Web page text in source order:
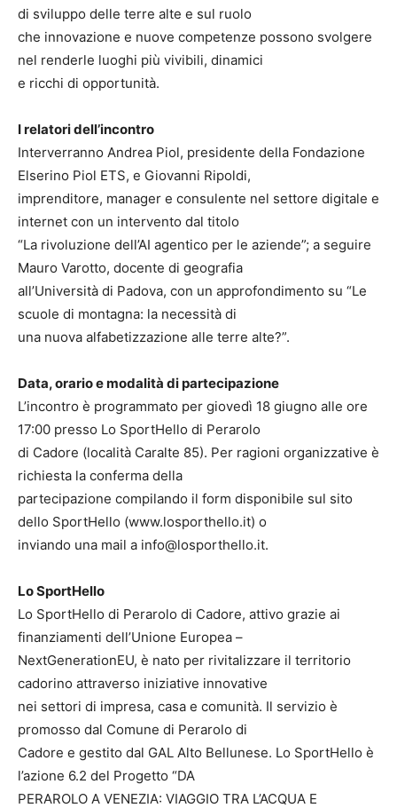
di sviluppo delle terre alte e sul ruolo
che innovazione e nuove competenze possono svolgere
nel renderle luoghi più vivibili, dinamici
e ricchi di opportunità.
I relatori dell’incontro
Interverranno Andrea Piol, presidente della Fondazione
Elserino Piol ETS, e Giovanni Ripoldi,
imprenditore, manager e consulente nel settore digitale e
internet con un intervento dal titolo
“La rivoluzione dell’AI agentico per le aziende”; a seguire
Mauro Varotto, docente di geografia
all’Università di Padova, con un approfondimento su “Le
scuole di montagna: la necessità di
una nuova alfabetizzazione alle terre alte?”.
Data, orario e modalità di partecipazione
L’incontro è programmato per giovedì 18 giugno alle ore
17:00 presso Lo SportHello di Perarolo
di Cadore (località Caralte 85). Per ragioni organizzative è
richiesta la conferma della
partecipazione compilando il form disponibile sul sito
dello SportHello (www.losporthello.it) o
inviando una mail a info@losporthello.it.
Lo SportHello
Lo SportHello di Perarolo di Cadore, attivo grazie ai
finanziamenti dell’Unione Europea –
NextGenerationEU, è nato per rivitalizzare il territorio
cadorino attraverso iniziative innovative
nei settori di impresa, casa e comunità. Il servizio è
promosso dal Comune di Perarolo di
Cadore e gestito dal GAL Alto Bellunese. Lo SportHello è
l’azione 6.2 del Progetto “DA
PERAROLO A VENEZIA: VIAGGIO TRA L’ACQUA E